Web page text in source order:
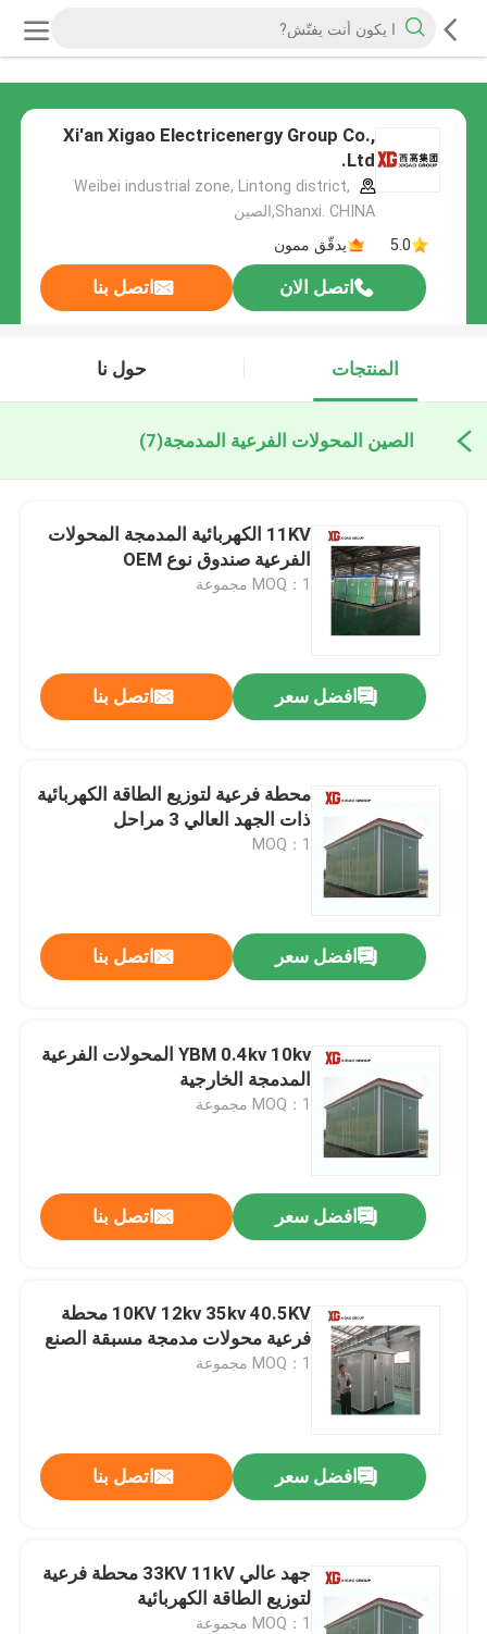
Xi'an Xigao Electricenergy Group Co.,
Ltd.
Weibei industrial zone, Lintong district,
Shanxi. CHINA,الصين
5.0
يدقّق ممون
اتصل الان اتصل بنا
المنتجات حول نا
الصين المحولات الفرعية المدمجة(7)
11KV الكهربائية المدمجة المحولات
الفرعية صندوق نوع OEM
MOQ：1 مجموعة
افضل سعر اتصل بنا
محطة فرعية لتوزيع الطاقة الكهربائية
ذات الجهد العالي 3 مراحل
MOQ：1
افضل سعر اتصل بنا
YBM 0.4kv 10kv المحولات الفرعية
المدمجة الخارجية
MOQ：1 مجموعة
افضل سعر اتصل بنا
10KV 12kv 35kv 40.5KV محطة
فرعية محولات مدمجة مسبقة الصنع
MOQ：1 مجموعة
افضل سعر اتصل بنا
جهد عالي 33KV 11kV محطة فرعية
لتوزيع الطاقة الكهربائية
MOQ：1 مجموعة